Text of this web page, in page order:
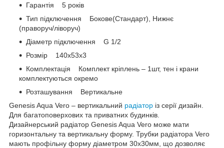
Гарантія 5 років
Тип підключення Бокове(Стандарт), Нижнє
(праворуч/ліворуч)
Діаметр підключення G 1/2
Розмір 140x53x3
Комплектація Комплект кріплень – 1шт, тен і крани
комплектуються окремо
Розташування Вертикальне
Genesis Aqua Vero – вертикальний радіатор із серії дизайн.
Для багатоповерхових та приватних будинків.
Дизайнерський радіатор Genesis Aqua Vero може мати
горизонтальну та вертикальну форму. Трубки радіатора Vero
мають профільну форму діаметром 30х30мм, що дозволяє